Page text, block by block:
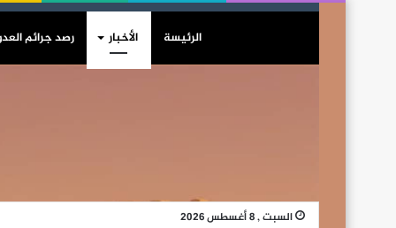
الرئيسة الأخبار رصد جرائم
السبت , 8 أغسطس 2026